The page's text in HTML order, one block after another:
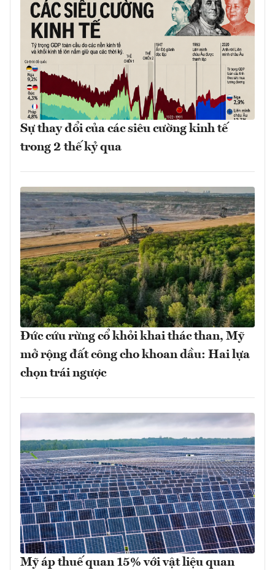
Sự thay đổi của các siêu cường kinh tế
trong 2 thế kỷ qua
Đức cứu rừng cổ khỏi khai thác than, Mỹ
mở rộng đất công cho khoan dầu: Hai lựa
chọn trái ngược
Mỹ áp thuế quan 15% với vật liệu quan